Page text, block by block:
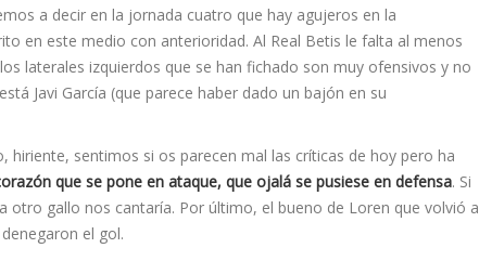
a decir en la jornada cuatro que hay agujeros en la
en este medio con anterioridad. Al Real Betis le falta al menos
laterales izquierdos que se han fichado son muy ofensivos y no
Javi García (que parece haber dado un bajón en su
hiriente, sentimos si os parecen mal las críticas de hoy pero ha
que se pone en ataque, que ojalá se pusiese en defensa. Si
otro gallo nos cantaría. Por último, el bueno de Loren que volvió a
el gol.